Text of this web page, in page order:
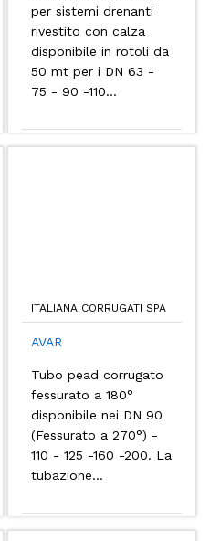
per sistemi drenanti
rivestito con calza
disponibile in rotoli da
50 mt per i DN 63 -
75 - 90 -110...
ITALIANA CORRUGATI SPA
AVAR
Tubo pead corrugato
fessurato a 180°
disponibile nei DN 90
(Fessurato a 270°) -
110 - 125 -160 -200. La
tubazione...